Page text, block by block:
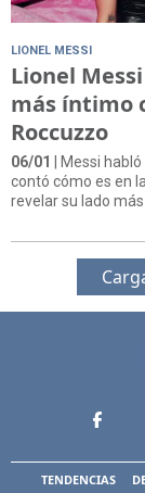
LIONEL MESSI
Lionel
más íntimo
Roccuzzo
06/01
| Messi
contó cómo es en
revelar su lado
TENDENCIAS